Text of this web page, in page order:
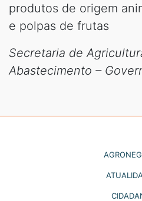
produtos de origem
e polpas de frutas
Secretaria de
Abastecimento –